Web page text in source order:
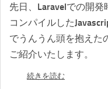
先日、Laravelでの開発
コンパイルした
でうんうん頭を抱えた
ご紹介いたします。
続きを読む